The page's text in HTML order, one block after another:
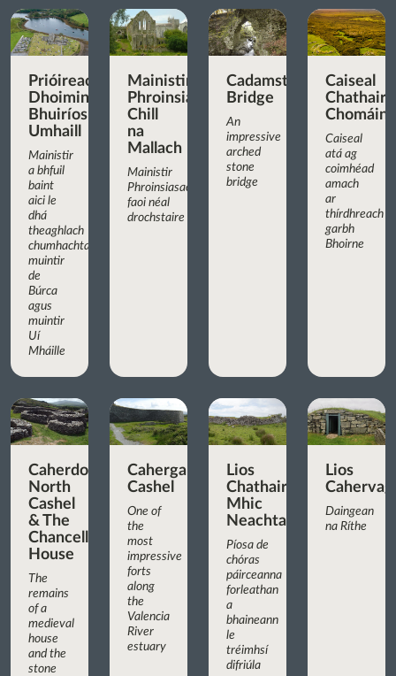
Prióireacht
Dhoiminiceach
Bhuiríos
Umhaill
Mainistir
a bhfuil
baint
aici le
dhá
theaghlach
chumhachtacha:
muintir
de
Búrca
agus
muintir
Uí
Mháille
Mainistir
Phroinsiasach
Chill
na
Mallach
Mainistir
Phroinsiasach
faoi néal
drochstaire
Cadamstown
Bridge
An
impressive
arched
stone
bridge
Caiseal
Chathair
Chomáin
Caiseal
atá ag
coimhéad
amach
ar
thírdhreach
garbh
Bhoirne
Caherdorgan
North
Cashel
& The
Chancellor’s
House
The
remains
of a
medieval
house
and the
stone
Cahergall
Cashel
One of
the
most
impressive
forts
along
the
Valencia
River
estuary
Lios
Chathair
Mhic
Neachtain
Píosa de
chóras
páirceanna
forleathan
a
bhaineann
le
tréimhsí
difriúla
Lios
Daingean
na Ríthe